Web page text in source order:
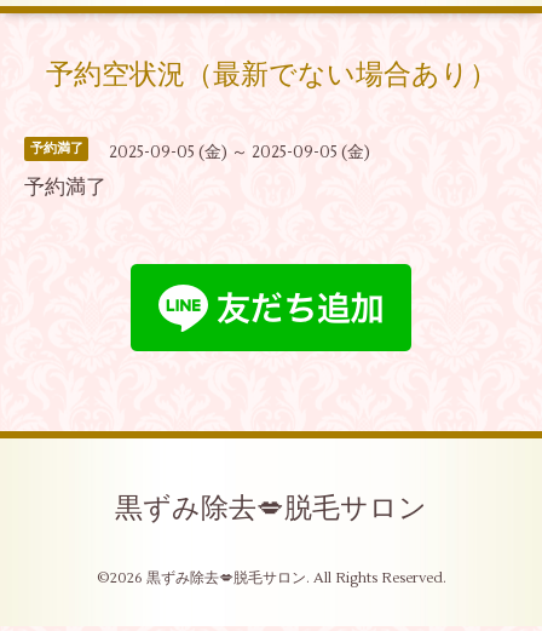
予約空状況（最新でない場合あり）
予約満了 2025-09-05 (金) ～ 2025-09-05 (金)
予約満了
黒ずみ除去💋脱毛サロン
©2026 黒ずみ除去💋脱毛サロン. All Rights Reserved.